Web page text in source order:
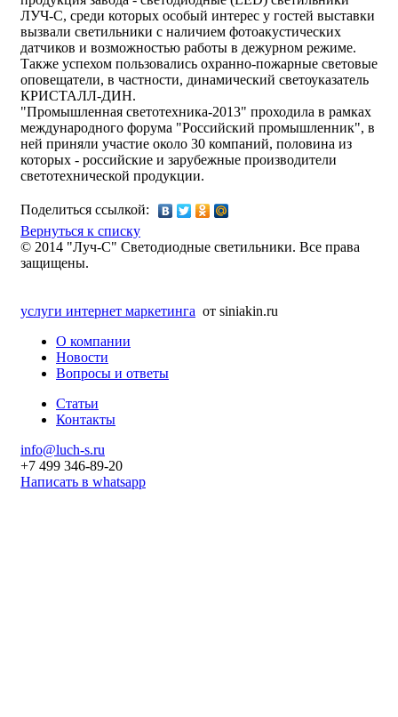
ЛУЧ-С, среди которых особый интерес у гостей выставки
вызвали светильники с наличием фотоакустических
датчиков и возможностью работы в дежурном режиме.
Также успехом пользовались охранно-пожарные световые
оповещатели, в частности, динамический светоуказатель
КРИСТАЛЛ-ДИН.
"Промышленная светотехника-2013" проходила в рамках
международного форума "Российский промышленник", в
ней приняли участие около 30 компаний, половина из
которых - российские и зарубежные производители
светотехнической продукции.
Поделиться ссылкой:
Вернуться к списку
© 2014 "Луч-С" Светодиодные светильники. Все права
защищены.
услуги интернет маркетинга от siniakin.ru
О компании
Новости
Вопросы и ответы
Статьи
Контакты
info@luch-s.ru
+7 499 346-89-20
Написать в whatsapp